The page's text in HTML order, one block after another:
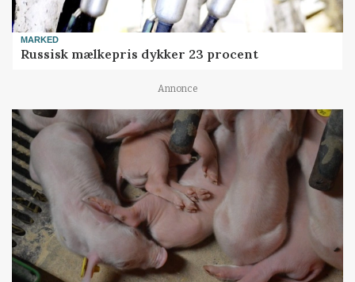
MARKED
Russisk mælkepris dykker 23 procent
Annonce